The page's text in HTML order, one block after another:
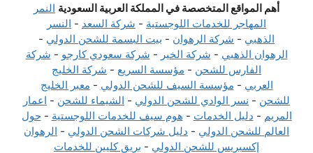
أهم المواقع المتخصصة في المملكة العربية السعودية النمر
المهاجر للخدمات اللوجستية - شركة السعد - النسر
الذهبي - شركة الرهوان - بيت البسمة للشحن الدولي -
الرهوان الذهبي - شركة الخير - شركة سعودي كارجو - شركة
الفارس للشحن - مؤسسة السريع - شركة الخليج
العربي - مؤسسة السيف للشحن الدولي - معبر الخليج
للشحن - نسر الوادي للشحن الدولي - الشيماء للشحن - اعمار
المريم - دليل الخدمات - هوم سيف للخدمات اللوجستية -حول
العالم للشحن الدولي - دليل شركات الشحن الدولي - الرهوان
إكسبريس للشحن الدولي - بريق كليين للخدمات